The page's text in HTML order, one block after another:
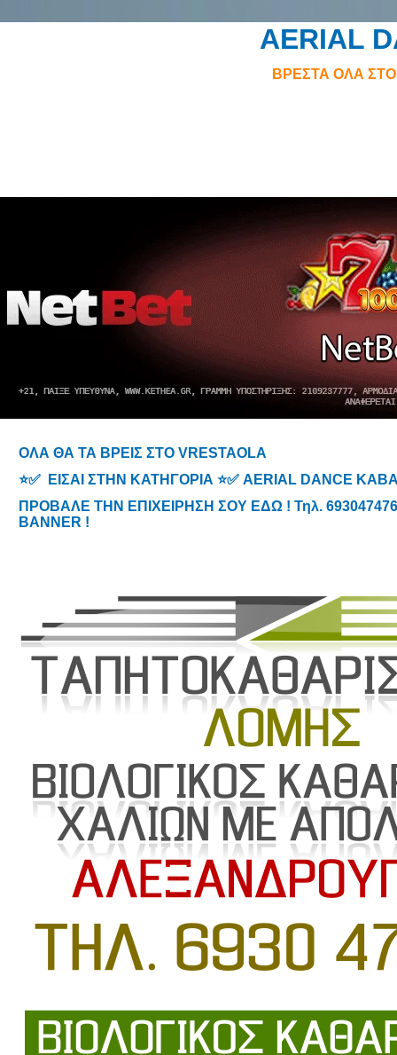
AERIAL
ΒΡΕΣΤΑ ΟΛΑ
ΟΛΑ ΘΑ ΤΑ ΒΡΕΙΣ ΣΤΟ VRESTAOLA
⭐✅ ΕΙΣΑΙ ΣΤΗΝ ΚΑΤΗΓΟΡΙΑ ⭐✅ AERIAL DANCE
ΠΡΟΒΑΛΕ ΤΗΝ ΕΠΙΧΕΙΡΗΣΗ ΣΟΥ ΕΔΩ ! Τηλ.
BANNER !